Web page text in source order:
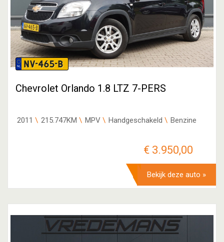
NV-465-B
Chevrolet Orlando 1.8 LTZ 7-PERS
2011 215.747KM MPV Handgeschakeld Benzine
€ 3.950,00
Bekijk deze auto »